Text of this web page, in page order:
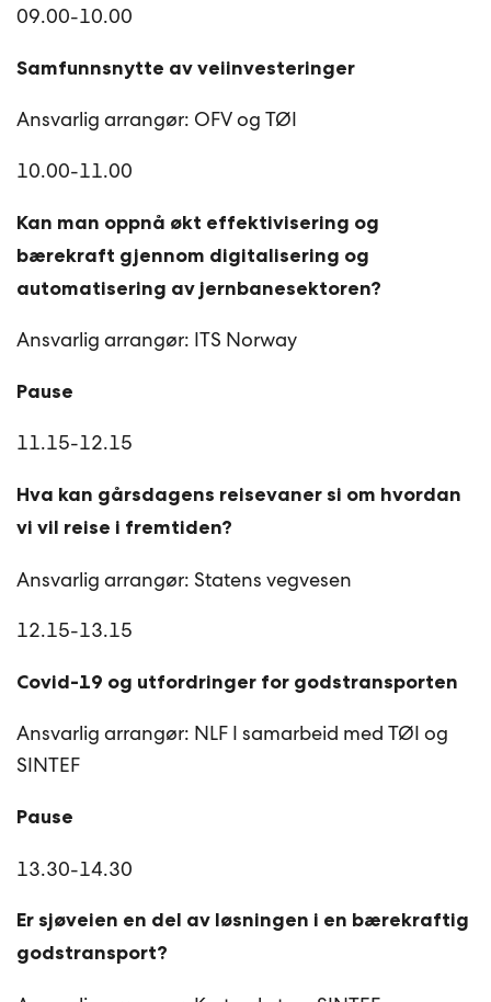
09.00-10.00
Samfunnsnytte av veiinvesteringer
Ansvarlig arrangør: OFV og TØI
10.00-11.00
Kan man oppnå økt effektivisering og
bærekraft gjennom digitalisering og
automatisering av jernbanesektoren?
Ansvarlig arrangør: ITS Norway
Pause
11.15-12.15
Hva kan gårsdagens reisevaner si om hvordan
vi vil reise i fremtiden?
Ansvarlig arrangør: Statens vegvesen
12.15-13.15
Covid-19 og utfordringer for godstransporten
Ansvarlig arrangør: NLF I samarbeid med TØI og
SINTEF
Pause
13.30-14.30
Er sjøveien en del av løsningen i en bærekraftig
godstransport?